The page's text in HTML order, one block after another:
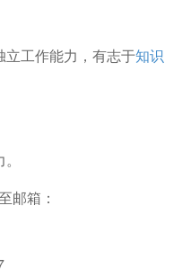
工作能力，有志于知识
邮箱：